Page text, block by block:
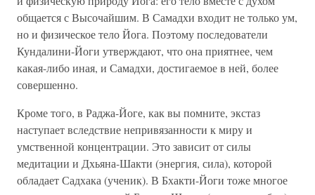
общается с Высочайшим. В Самадхи входит не только ум,
но и физическое тело Йога. Поэтому последователи
Кундалини-Йоги утверждают, что она приятнее, чем
какая-либо иная, и Самадхи, достигаемое в ней, более
совершенно.
Кроме того, в Раджа-Йоге, как вы помните, экстаз
наступает вследствие непривязанности к миру и
умственной концентрации. Это зависит от силы
медитации и Дхьяна-Шакти (энергия, сила), которой
обладает Садхака (ученик). В Бхакти-Йоги тоже многое